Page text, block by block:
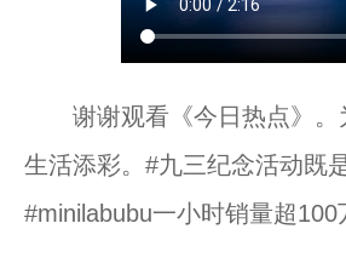
谢谢观看《今日热点》。
生活添彩。#九三纪念活动既
#minilabubu一小时销量超